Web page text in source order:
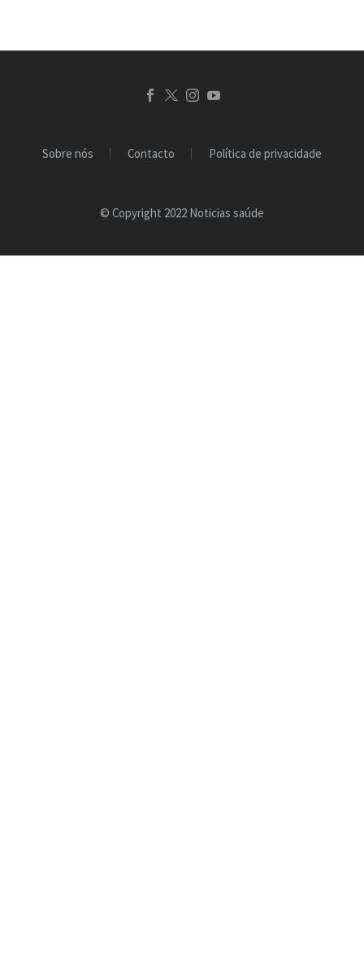
Sobre nós Contacto Política de privacidade
© Copyright 2022 Noticias saúde